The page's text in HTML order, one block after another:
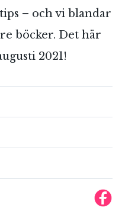
– och vi blandar
böcker. Det här
2021!